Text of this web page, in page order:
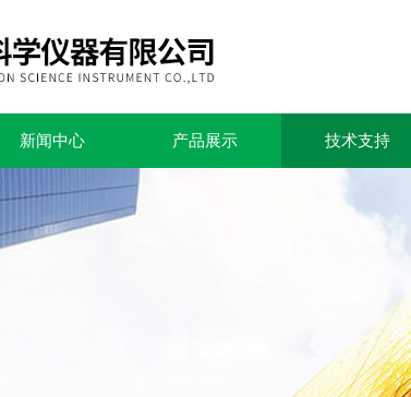
新闻中心 产品展示 技术支持